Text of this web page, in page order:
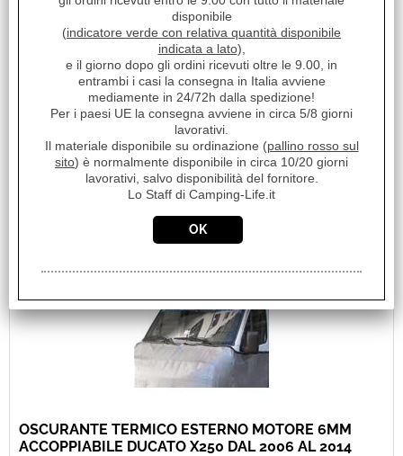
ATTENZIONE! SOLO COPERTURA MOTORE Oscurante
Termico Esterno, da accoppiare con protezioni vetri
predisposta [...]
Disponibilità:
Disponibile
€ 121,40 Sconto 16%
102,00
OSCURANTE TERMICO ESTERNO MOTORE 6MM
ACCOPPIABILE DUCATO X250 DAL 2006 AL 2014
disponibile
(indicatore verde con relativa quantità disponibile
indicata a lato),
e il giorno dopo gli ordini ricevuti oltre le 9.00, in
entrambi i casi la consegna in Italia avviene
mediamente in 24/72h dalla spedizione!
Per i paesi UE la consegna avviene in circa 5/8 giorni
lavorativi.
Il materiale disponibile su ordinazione (pallino rosso sul
sito) è normalmente disponibile in circa 10/20 giorni
lavorativi, salvo disponibilità del fornitore.
Lo Staff di Camping-Life.it